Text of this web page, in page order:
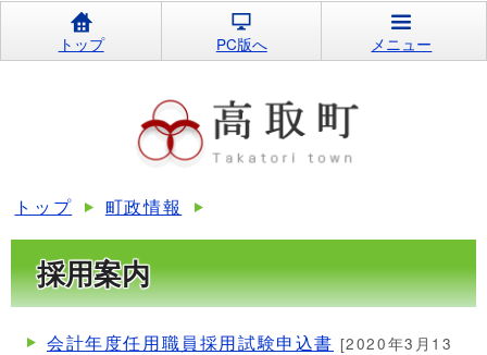
トップ PC版へ メニュー
トップ 町政情報
採用案内
会計年度任用職員採用試験申込書 [2020年3月13